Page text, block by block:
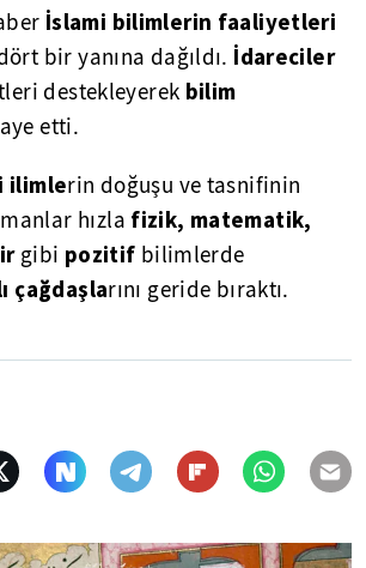
İslami bilimlerin faaliyetleri
bir yanına dağıldı. İdareciler
destekleyerek bilim
etti.
ilimlerin doğuşu ve tasnifinin
hızla fizik, matematik,
gibi pozitif bilimlerde
çağdaşlarını geride bıraktı.